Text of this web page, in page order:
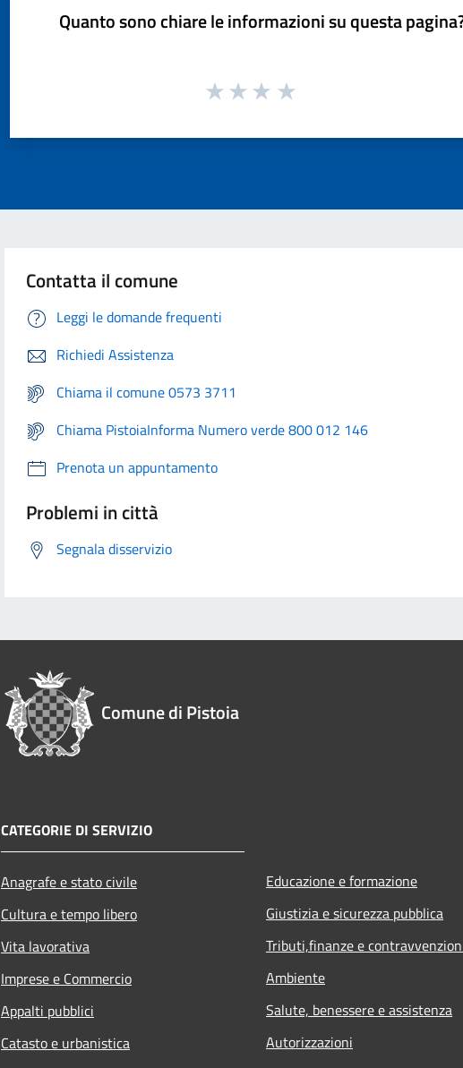
Quanto sono chiare le informazioni su questa
Contatta il comune
Leggi le domande frequenti
Richiedi Assistenza
Chiama il comune 0573 3711
Chiama PistoiaInforma Numero verde 800 012 146
Prenota un appuntamento
Problemi in città
Segnala disservizio
Comune di Pistoia
CATEGORIE DI SERVIZIO
Anagrafe e stato civile
Cultura e tempo libero
Vita lavorativa
Imprese e Commercio
Appalti pubblici
Catasto e urbanistica
Educazione e formazione
Giustizia e sicurezza pubblica
Tributi,finanze e
Ambiente
Salute, benessere e assistenza
Autorizzazioni